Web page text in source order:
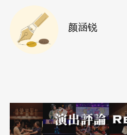
他对阿格丽希既羡又怜的多种
一位钢琴家看另一位钢琴家。
文字｜颜涵锐 音乐文字工作者
颜涵锐